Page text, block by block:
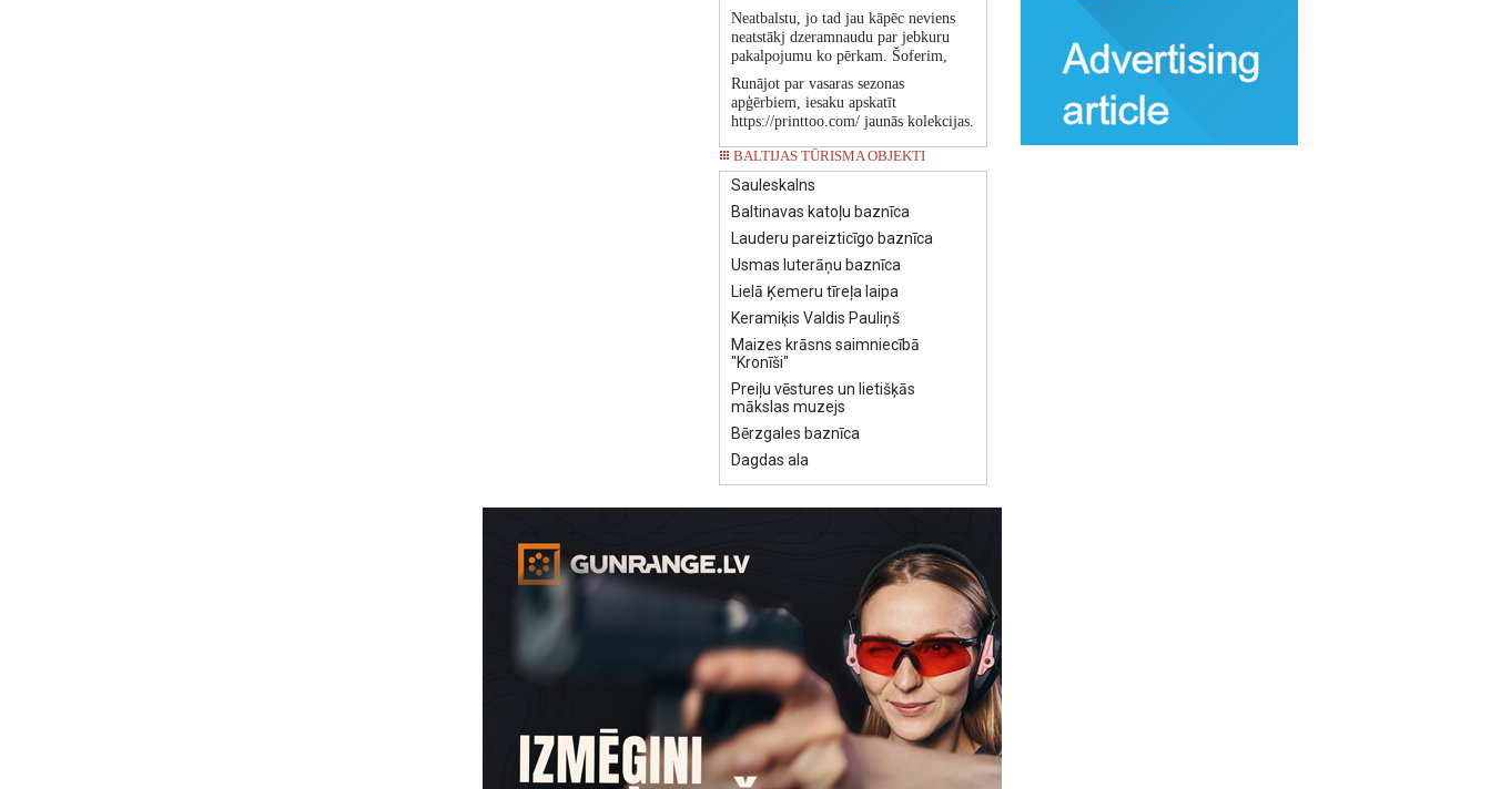
Neatbalstu, jo tad jau kāpēc neviens
neatstākj dzeramnaudu par jebkuru
pakalpojumu ko pērkam. Šoferim,
Runājot par vasaras sezonas
apģērbiem, iesaku apskatīt
https://printtoo.com/ jaunās kolekcijas.
BALTIJAS TŪRISMA OBJEKTI
Sauleskalns
Baltinavas katoļu baznīca
Lauderu pareizticīgo baznīca
Usmas luterāņu baznīca
Lielā Ķemeru tīreļa laipa
Keramiķis Valdis Pauliņš
Maizes krāsns saimniecībā
"Kronīši"
Preiļu vēstures un lietišķās
mākslas muzejs
Bērzgales baznīca
Dagdas ala